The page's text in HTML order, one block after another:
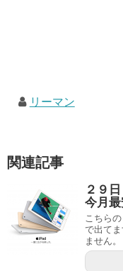
リーマン
関連記事
２９
今月最
こちら
で出て
ません